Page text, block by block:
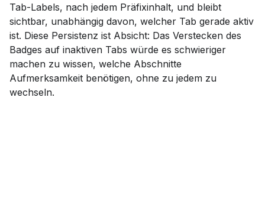
Tab-Labels, nach jedem Präfixinhalt, und bleibt
sichtbar, unabhängig davon, welcher Tab gerade aktiv
ist. Diese Persistenz ist Absicht: Das Verstecken des
Badges auf inaktiven Tabs würde es schwieriger
machen zu wissen, welche Abschnitte
Aufmerksamkeit benötigen, ohne zu jedem zu
wechseln.